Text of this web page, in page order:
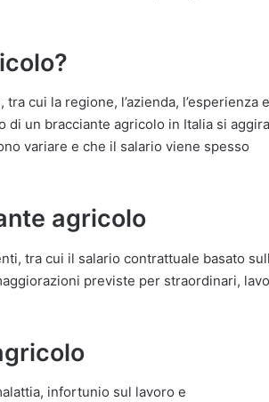
cui la regione, l’azienda, l’esperienza
di un bracciante agricolo in Italia si aggira
variare e che il salario viene spesso
agricolo
tra cui il salario contrattuale basato
previste per straordinari,
infortunio sul lavoro e